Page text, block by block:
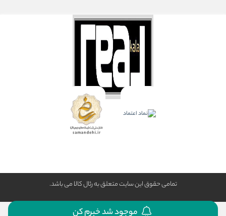
تمامی حقوق این سایت متعلق به رئال كالا می باشد.